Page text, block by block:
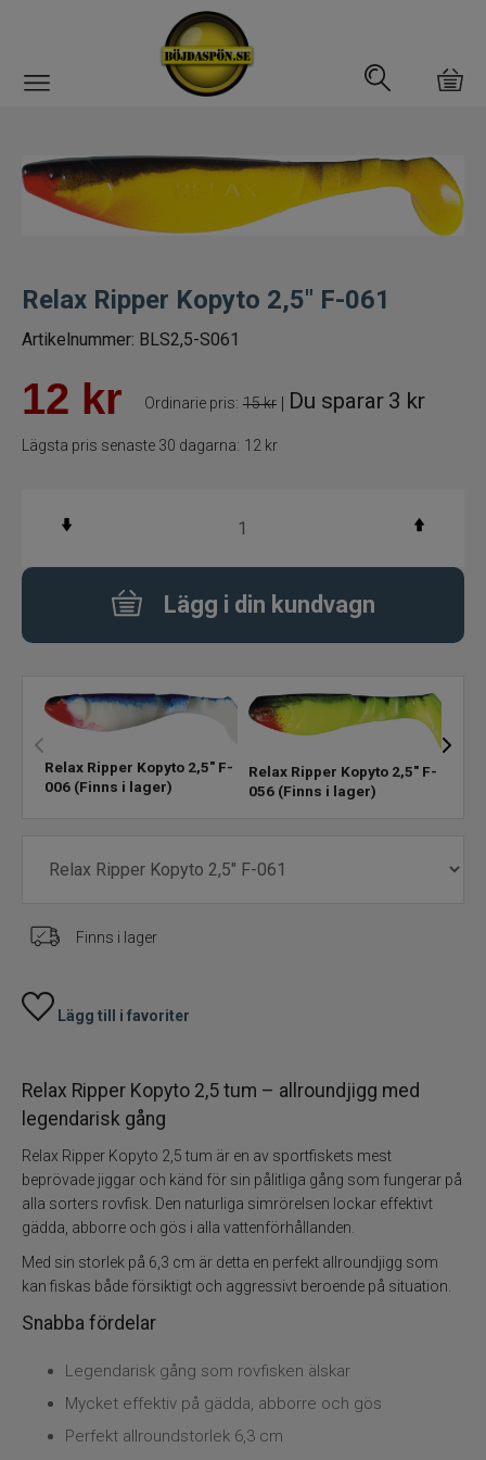
Abborrfemman
Rullar
Fiskeset
Betespaket
Jerkbaits - tailbaits
Vibrationsbeten Bladebaits
Skeddrag
PowerBait/Gulp
Trollingbeten
Fiskelinor
Tillbehör
Relax Ripper Kopyto 2,5" F-061
Artikelnummer: BLS2,5-S061
12 kr Ordinarie pris: 15 kr | Du sparar 3 kr
Lägsta pris senaste 30 dagarna: 12 kr
Lägg i din kundvagn
Relax Ripper Kopyto 2,5" F-
006 (Finns i lager)
Relax Ripper Kopyto 2,5" F-
056 (Finns i lager)
Finns i lager
Lägg till i favoriter
Relax Ripper Kopyto 2,5 tum – allroundjigg med
legendarisk gång
Relax Ripper Kopyto 2,5 tum är en av sportfiskets mest
beprövade jiggar och känd för sin pålitliga gång som fungerar på
alla sorters rovfisk. Den naturliga simrörelsen lockar effektivt
gädda, abborre och gös i alla vattenförhållanden.
Med sin storlek på 6,3 cm är detta en perfekt allroundjigg som
kan fiskas både försiktigt och aggressivt beroende på situation.
Snabba fördelar
Legendarisk gång som rovfisken älskar
Mycket effektiv på gädda, abborre och gös
Perfekt allroundstorlek 6,3 cm